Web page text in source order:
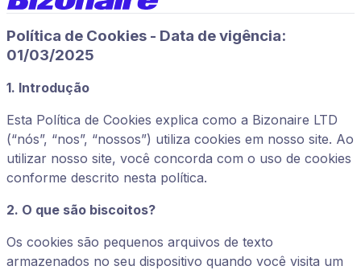
Política de Cookies - Data de vigência:
01/03/2025
1. Introdução
Esta Política de Cookies explica como a Bizonaire LTD
(“nós”, “nos”, “nossos”) utiliza cookies em nosso site. Ao
utilizar nosso site, você concorda com o uso de cookies
conforme descrito nesta política.
2. O que são biscoitos?
Os cookies são pequenos arquivos de texto
armazenados no seu dispositivo quando você visita um